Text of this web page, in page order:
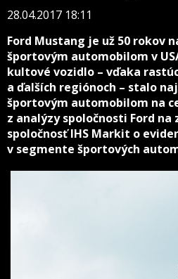
28.04.2017 18:11
Ford Mustang je už 50 rokov
športovým automobilom v
kultové vozidlo – vďaka
a ďalších regiónoch – stalo
športovým automobilom na
z analýzy spoločnosti Ford
spoločnosť IHS Markit o
v segmente športových